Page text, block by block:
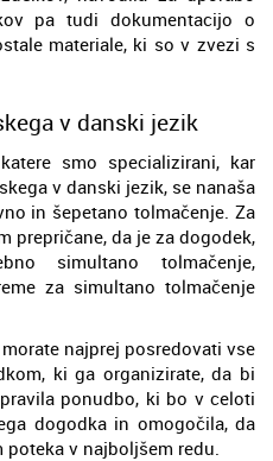
pa tudi dokumentacijo o
materiale, ki so v zvezi s
v danski jezik
smo specializirani, kar
v danski jezik, se nanaša
in šepetano tolmačenje. Za
prepričane, da je za dogodek,
simultano tolmačenje,
za simultano tolmačenje
najprej posredovati vse
ki ga organizirate, da bi
ponudbo, ki bo v celoti
dogodka in omogočila, da
v najboljšem redu.